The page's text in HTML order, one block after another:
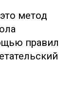
метод
правил